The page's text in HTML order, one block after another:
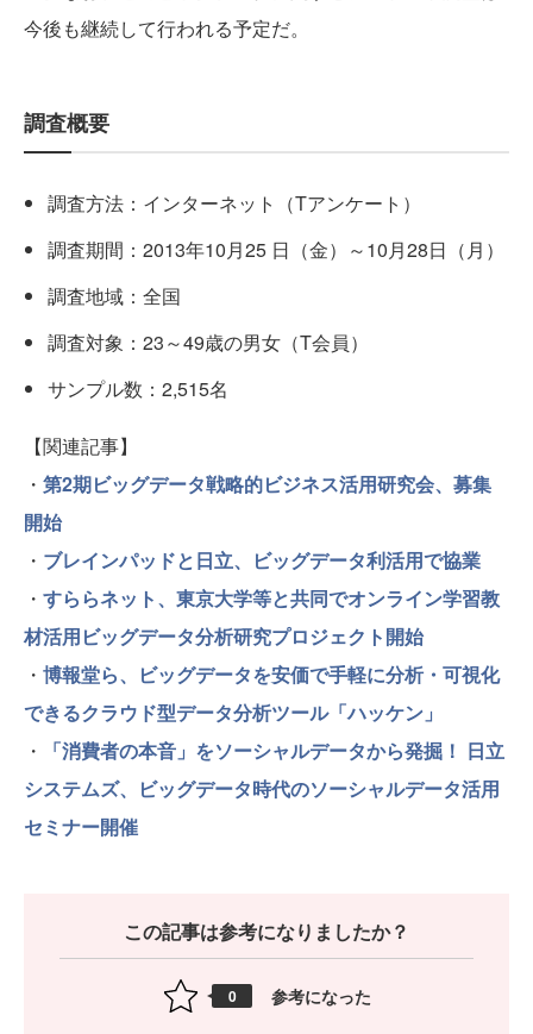
今後も継続して行われる予定だ。
調査概要
調査方法：インターネット（Tアンケート）
調査期間：2013年10月25 日（金）～10月28日（月）
調査地域：全国
調査対象：23～49歳の男女（T会員）
サンプル数：2,515名
【関連記事】
・ 第2期ビッグデータ戦略的ビジネス活用研究会、募集
開始
・ ブレインパッドと日立、ビッグデータ利活用で協業
・ すららネット、東京大学等と共同でオンライン学習教
材活用ビッグデータ分析研究プロジェクト開始
・ 博報堂ら、ビッグデータを安価で手軽に分析・可視化
できるクラウド型データ分析ツール「ハッケン」
・
「消費者の本音」をソーシャルデータから発掘！ 日立
システムズ、ビッグデータ時代のソーシャルデータ活用
セミナー開催
この記事は参考になりましたか？
0 参考になった